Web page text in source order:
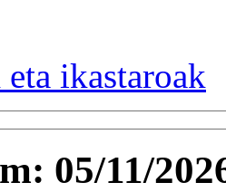
ikastaroak
05/11/